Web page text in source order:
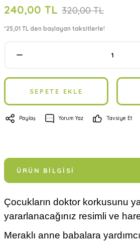
240,00 TL 320,00 TL
*25,01 TL den başlayan taksitlerle!
SEPETE EKLE
Paylaş Yorum Yaz Tavsiye Et
ÜRÜN BILGISI
Çocukların doktor korkusunu
yararlanacağınız resimli ve
Meraklı anne babalara